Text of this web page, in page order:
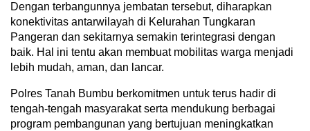
Dengan terbangunnya jembatan tersebut, diharapkan
konektivitas antarwilayah di Kelurahan Tungkaran
Pangeran dan sekitarnya semakin terintegrasi dengan
baik. Hal ini tentu akan membuat mobilitas warga menjadi
lebih mudah, aman, dan lancar.
Polres Tanah Bumbu berkomitmen untuk terus hadir di
tengah-tengah masyarakat serta mendukung berbagai
program pembangunan yang bertujuan meningkatkan